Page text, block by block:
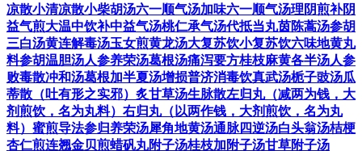
凉散小清凉散小柴胡汤六一顺气汤加味六一顺气汤理阴煎补阴
益气煎大温中饮补中益气汤桃仁承气汤代抵当丸茵陈蒿汤参胡
三白汤黄连解毒汤玉女煎黄龙汤大复苏饮小复苏饮六味地黄丸
料参胡温胆汤人参养荣汤葛根汤痛泻要方桂枝麻黄各半汤人参
败毒散冲和汤葛根加半夏汤增损普济消毒饮真武汤栀子豉汤瓜
蒂散（吐有形之实邪） 炙甘草汤生脉散左归丸（减两为钱，大
剂煎饮，名为丸料） 右归丸（以两作钱，大剂煎饮，名为丸
料） 蜜煎导法参归养荣汤犀角地黄汤通脉四逆汤白头翁汤桔梗
杏仁煎连翘金贝煎蜡矾丸附子汤桂枝加附子汤甘草附子汤